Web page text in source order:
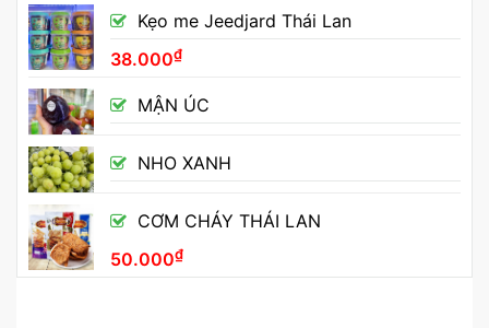
Kẹo me Jeedjard Thái Lan
38.000₫
MẬN ÚC
NHO XANH
CƠM CHÁY THÁI LAN
50.000₫